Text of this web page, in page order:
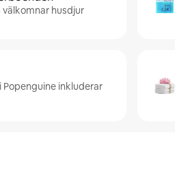
husdjur
inkluderar